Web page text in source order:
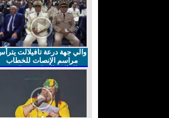
والي جهة درعة تافيلالت يترأس
مراسم الإنصات للخطاب
الملكي السامي بمناسبة